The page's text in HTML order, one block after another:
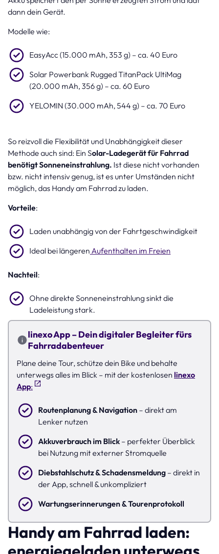
dann dein Gerät.
Modelle wie:
EasyAcc (15.000 mAh, 353 g) – ca. 40 Euro
Solar Powerbank Rugged TitanPack UltiMag
(20.000 mAh, 356 g) – ca. 60 Euro
YELOMIN (30.000 mAh, 544 g) – ca. 70 Euro
So reizvoll die Flexibilität und Unabhängigkeit dieser
Methode auch sind: Ein Solar-Ladegerät für Fahrrad
benötigt Sonneneinstrahlung. Ist diese nicht vorhanden
bzw. nicht intensiv genug, ist es unter Umständen nicht
möglich, das Handy am Fahrrad zu laden.
Vorteile:
Laden unabhängig von der Fahrtgeschwindigkeit
Ideal bei längeren Aufenthalten im Freien
Nachteil:
Ohne direkte Sonneneinstrahlung sinkt die
Ladeleistung stark.
linexo App – Dein digitaler Begleiter fürs
Fahrradabenteuer
Plane deine Tour, schütze dein Bike und behalte
unterwegs alles im Blick – mit der kostenlosen linexo
App:
Routenplanung & Navigation – direkt am
Lenker nutzen
Akkuverbrauch im Blick– perfekter Überblick
bei Nutzung mit externer Stromquelle
Diebstahlschutz & Schadensmeldung – direkt in
der App, schnell & unkompliziert
Wartungserinnerungen & Tourenprotokoll
Handy am Fahrrad laden: